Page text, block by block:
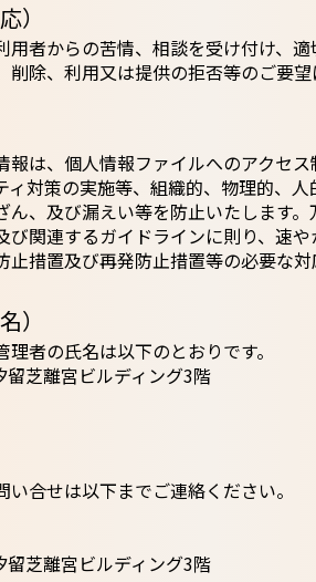
）
者からの苦情、相談を受け付け、
除、利用又は提供の拒否等のご要
は、個人情報ファイルへのアクセ
対策の実施等、組織的、物理的、
、及び漏えい等を防止いたします
び関連するガイドラインに則り、速
措置及び再発防止措置等の必要な対
）
者の氏名は以下のとおりです。
芝離宮ビルディング3階
合せは以下までご連絡ください。
芝離宮ビルディング3階